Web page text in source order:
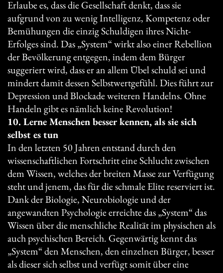
Erlaube es, dass die Gesellschaft denkt, dass sie
aufgrund von zu wenig Intelligenz, Kompetenz oder
Bemühungen die einzig Schuldigen ihres Nicht-
Erfolges sind. Das „System“ wirkt also einer Rebellion
der Bevölkerung entgegen, indem dem Bürger
suggeriert wird, dass er an allem Übel schuld sei und
mindert damit dessen Selbstwertgefühl. Dies führt zur
Depression und Blockade weiteren Handelns. Ohne
Handeln gibt es nämlich keine Revolution!
10. Lerne Menschen besser kennen, als sie sich
selbst es tun
In den letzten 50 Jahren entstand durch den
wissenschaftlichen Fortschritt eine Schlucht zwischen
dem Wissen, welches der breiten Masse zur Verfügung
steht und jenem, das für die schmale Elite reserviert ist.
Dank der Biologie, Neurobiologie und der
angewandten Psychologie erreichte das „System“ das
Wissen über die menschliche Realität im physischen als
auch psychischen Bereich. Gegenwärtig kennt das
„System“ den Menschen, den einzelnen Bürger, besser
als dieser sich selbst und verfügt somit über eine